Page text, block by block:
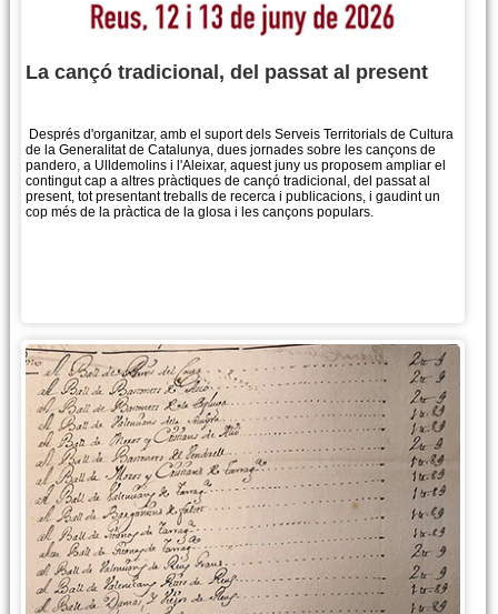
La cançó tradicional, del passat al present
Després d'organitzar, amb el suport dels Serveis Territorials de Cultura
de la Generalitat de Catalunya, dues jornades sobre les cançons de
pandero, a Ulldemolins i l'Aleixar, aquest juny us proposem ampliar el
contingut cap a altres pràctiques de cançó tradicional, del passat al
present, tot presentant treballs de recerca i publicacions, i gaudint un
cop més de la pràctica de la glosa i les cançons populars.